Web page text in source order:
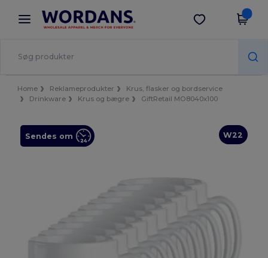
× Wordans-app
Bedre priser i appen!
Hent app
Home Reklameprodukter
Krus, flasker og bordservice
Drinkware
Krus og bægre GiftRetail MO8040x100
W22
Sendes om